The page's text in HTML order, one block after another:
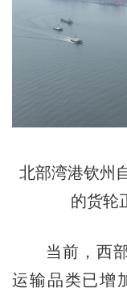
北部湾港钦州
的货轮
当前，西部
运输品类已增